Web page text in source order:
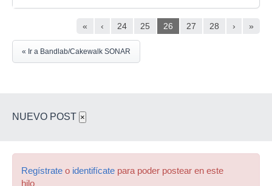
« ‹ 24 25 26 27 28 › »
« Ir a Bandlab/Cakewalk SONAR
NUEVO POST ×
Regístrate o identifícate para poder postear en este
hilo